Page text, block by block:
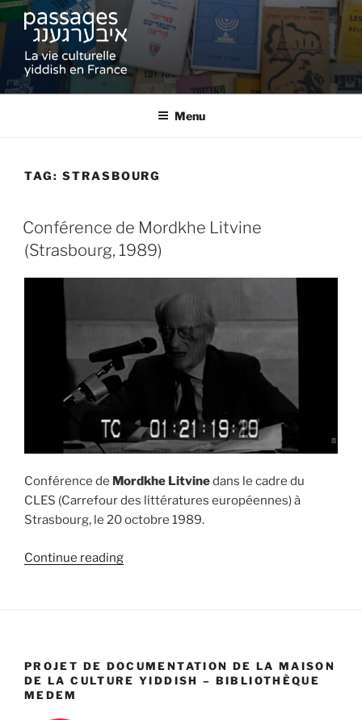
Skip
content
PASSAGES
La vie culturelle yiddish en France
Menu
TAG: STRASBOURG
Conférence de Mordkhe Litvine
(Strasbourg, 1989)
Conférence de Mordkhe Litvinedans le cadre du
CLES (Carrefour des littératures européennes) à
Strasbourg, le 20 octobre 1989.
Continue reading“Conférence
PROJET DE DOCUMENTATION DE LA MAISON
DE LA CULTURE YIDDISH – BIBLIOTHÈQUE
MEDEM